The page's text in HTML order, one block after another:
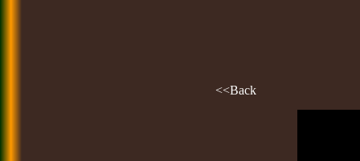
<<Back